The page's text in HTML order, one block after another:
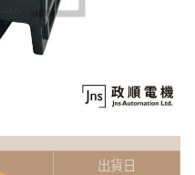
出貨日